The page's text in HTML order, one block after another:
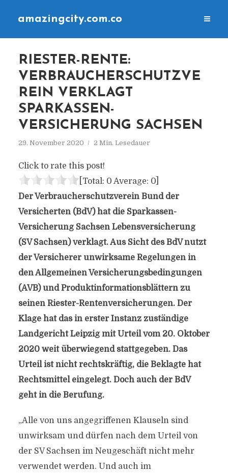
amazingcity.com.co
RIESTER-RENTE:
VERBRAUCHERSCHUTZVE
REIN VERKLAGT
SPARKASSEN-
VERSICHERUNG SACHSEN
29. November 2020 2 Min. Lesedauer
Click to rate this post!
[Total: 0 Average: 0]
Der Verbraucherschutzverein Bund der
Versicherten (BdV) hat die Sparkassen-
Versicherung Sachsen Lebensversicherung
(SV Sachsen) verklagt. Aus Sicht des BdV nutzt
der Versicherer unwirksame Regelungen in
den Allgemeinen Versicherungsbedingungen
(AVB) und Produktinformationsblättern zu
seinen Riester-Rentenversicherungen. Der
Klage hat das in erster Instanz zuständige
Landgericht Leipzig mit Urteil vom 20. Oktober
2020 weit überwiegend stattgegeben. Das
Urteil ist nicht rechtskräftig, die Beklagte hat
Rechtsmittel eingelegt. Doch auch der BdV
geht in die Berufung.
„Alle von uns angegriffenen Klauseln sind
unwirksam und dürfen nach dem Urteil von
der SV Sachsen im Neugeschäft nicht mehr
verwendet werden. Und auch im